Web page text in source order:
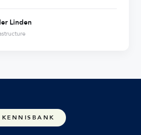
Linden
KENNISBANK